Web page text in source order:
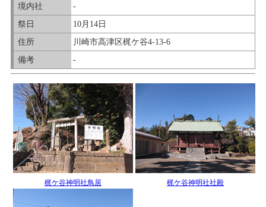
境内社
-
祭日
10月14日
住所
川崎市高津区梶ケ谷4-13-6
備考
-
梶ケ谷神明社鳥居 梶ケ谷神明社社殿